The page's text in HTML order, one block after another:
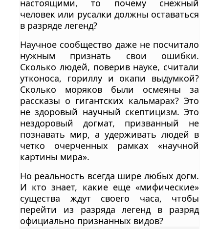
настоящими, то почему снежный
человек или русалки должны оставаться
в разряде легенд?
Научное сообщество даже не посчитало
нужным признать свои ошибки.
Сколько людей, поверив науке, считали
утконоса, гориллу и окапи выдумкой?
Сколько моряков были осмеяны за
рассказы о гигантских кальмарах? Это
не здоровый научный скептицизм. Это
нездоровый догмат, призванный не
познавать мир, а удерживать людей в
четко очерченных рамках «научной
картины мира».
Но реальность всегда шире любых догм.
И кто знает, какие еще «мифические»
существа ждут своего часа, чтобы
перейти из разряда легенд в разряд
официально признанных видов?